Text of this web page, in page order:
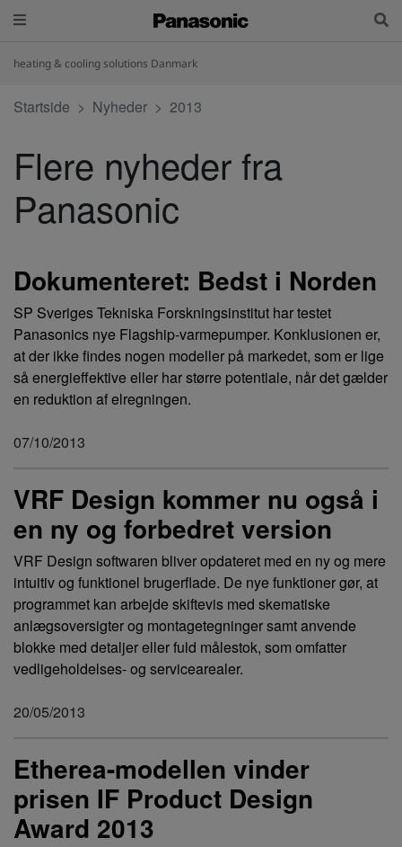
heating & cooling solutions Danmark
Startside Nyheder 2013
Flere nyheder fra
Panasonic
Dokumenteret: Bedst i Norden
SP Sveriges Tekniska Forskningsinstitut har testet
Panasonics nye Flagship-varmepumper. Konklusionen er,
at der ikke findes nogen modeller på markedet, som er lige
så energieffektive eller har større potentiale, når det gælder
en reduktion af elregningen.
07/10/2013
VRF Design kommer nu også i
en ny og forbedret version
VRF Design softwaren bliver opdateret med en ny og mere
intuitiv og funktionel brugerflade. De nye funktioner gør, at
programmet kan arbejde skiftevis med skematiske
anlægsoversigter og montagetegninger samt anvende
blokke med detaljer eller fuld målestok, som omfatter
vedligeholdelses- og servicearealer.
20/05/2013
Etherea-modellen vinder
prisen IF Product Design
Award 2013